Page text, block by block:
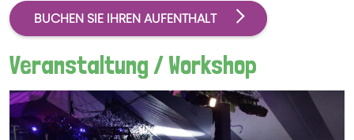
BUCHEN SIE IHREN AUFENTHALT
Veranstaltung / Workshop